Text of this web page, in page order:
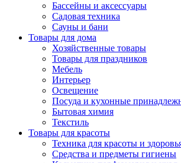
Бассейны и аксессуары
Садовая техника
Сауны и бани
Товары для дома
Хозяйственные товары
Товары для праздников
Мебель
Интерьер
Освещение
Посуда и кухонные
Бытовая химия
Текстиль
Товары для красоты
Техника для красоты и
Средства и предметы гигиены